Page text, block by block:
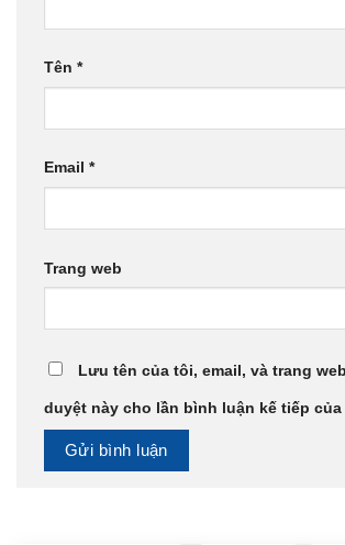
Tên *
Email *
Trang web
Lưu tên của tôi, email, và trang
duyệt này cho lần bình luận kế tiếp của